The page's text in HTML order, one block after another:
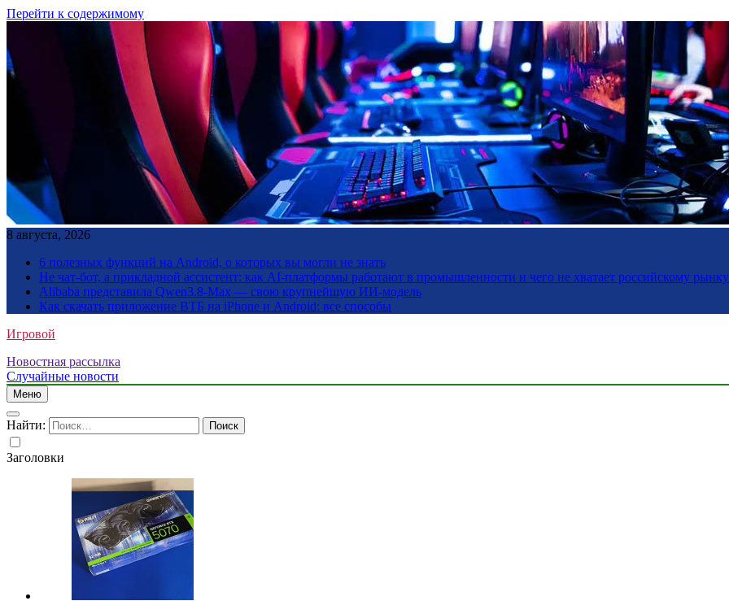
Перейти к содержимому
8 августа, 2026
6 полезных функций на Android, о которых вы могли не знать
Не чат-бот, а прикладной ассистент: как AI-платформы работают в промышленности и чего не хватает российскому рынку
Alibaba представила Qwen3.8-Max — свою крупнейшую ИИ-модель
Как скачать приложение ВТБ на iPhone и Android: все способы
Игровой
Новостная рассылка
Случайные новости
Меню
Найти:
Заголовки